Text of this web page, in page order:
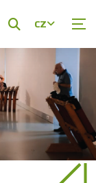
Zobrazit
vyhledávání
CZ